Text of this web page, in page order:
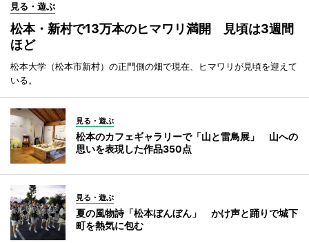
見る・遊ぶ
松本・新村で13万本のヒマワリ満開 見頃は3週間
ほど
松本大学（松本市新村）の正門側の畑で現在、ヒマワリが見頃を迎えて
いる。
見る・遊ぶ
松本のカフェギャラリーで「山と雷鳥展」 山への
思いを表現した作品350点
見る・遊ぶ
夏の風物詩「松本ぼんぼん」 かけ声と踊りで城下
町を熱気に包む